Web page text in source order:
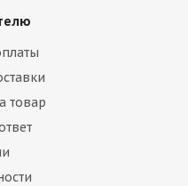
товар